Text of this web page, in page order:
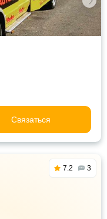
Связаться
7.2 3